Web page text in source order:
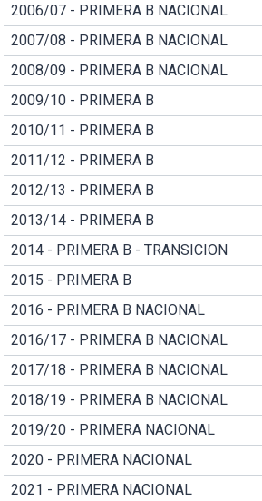
2006/07 - PRIMERA B NACIONAL
2007/08 - PRIMERA B NACIONAL
2008/09 - PRIMERA B NACIONAL
2009/10 - PRIMERA B
2010/11 - PRIMERA B
2011/12 - PRIMERA B
2012/13 - PRIMERA B
2013/14 - PRIMERA B
2014 - PRIMERA B - TRANSICION
2015 - PRIMERA B
2016 - PRIMERA B NACIONAL
2016/17 - PRIMERA B NACIONAL
2017/18 - PRIMERA B NACIONAL
2018/19 - PRIMERA B NACIONAL
2019/20 - PRIMERA NACIONAL
2020 - PRIMERA NACIONAL
2021 - PRIMERA NACIONAL